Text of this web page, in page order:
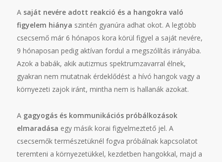
A saját nevére adott reakció és a hangokra való
figyelem hiánya szintén gyanúra adhat okot. A legtöbb
csecsemő már 6 hónapos kora körül figyel a saját nevére,
9 hónaposan pedig aktívan fordul a megszólítás irányába.
Azok a babák, akik autizmus spektrumzavarral élnek,
gyakran nem mutatnak érdeklődést a hívó hangok vagy a
környezeti zajok iránt, mintha nem is hallanák azokat.
A gagyogás és kommunikációs próbálkozások
elmaradása egy másik korai figyelmeztető jel. A
csecsemők természetüknél fogva próbálnak kapcsolatot
teremteni a környezetükkel, kezdetben hangokkal, majd a